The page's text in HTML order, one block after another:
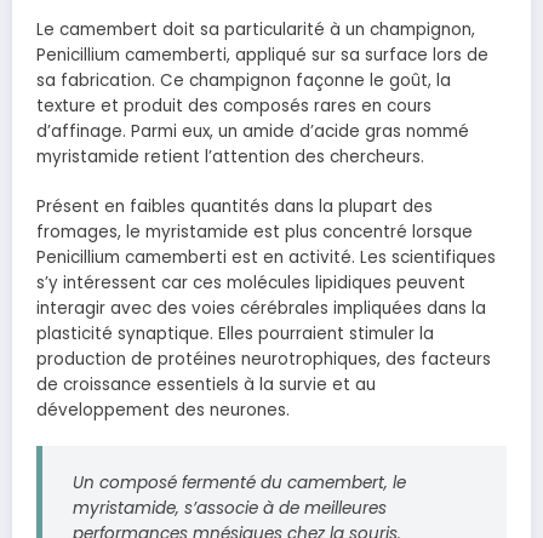
Le camembert doit sa particularité à un champignon,
Penicillium camemberti, appliqué sur sa surface lors de
sa fabrication. Ce champignon façonne le goût, la
texture et produit des composés rares en cours
d’affinage. Parmi eux, un amide d’acide gras nommé
myristamide retient l’attention des chercheurs.
Présent en faibles quantités dans la plupart des
fromages, le myristamide est plus concentré lorsque
Penicillium camemberti est en activité. Les scientifiques
s’y intéressent car ces molécules lipidiques peuvent
interagir avec des voies cérébrales impliquées dans la
plasticité synaptique. Elles pourraient stimuler la
production de protéines neurotrophiques, des facteurs
de croissance essentiels à la survie et au
développement des neurones.
Un composé fermenté du camembert, le
myristamide, s’associe à de meilleures